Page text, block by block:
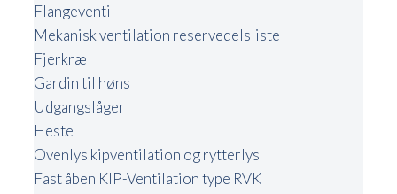
Flangeventil
Mekanisk ventilation reservedelsliste
Fjerkræ
Gardin til høns
Udgangslåger
Heste
Ovenlys kipventilation og rytterlys
Fast åben KIP-Ventilation type RVK